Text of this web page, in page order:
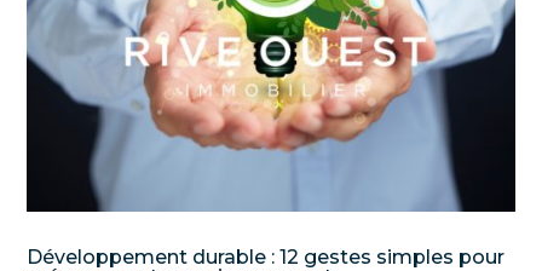
Développement durable : 12 gestes simples pour